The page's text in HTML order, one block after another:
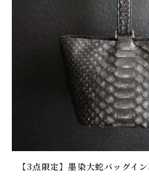
【3点限定】墨染大蛇バッグイ